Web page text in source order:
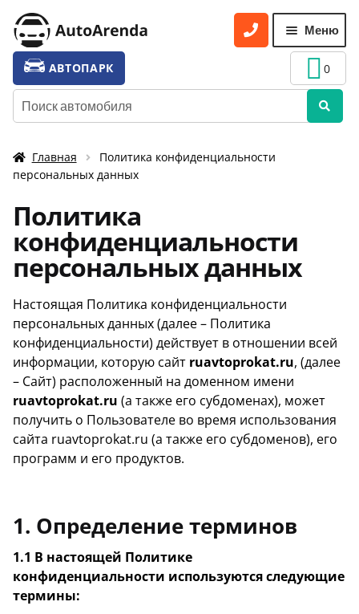
Перейти
к
навигации
Перейти
к
содержимому
Меню
УСЛУГИ
меню
ТАРИФЫ
УСЛОВИЯ АРЕНДЫ
АКЦИИ
КОНТАКТЫ
АВТОПАРК
Искать:
0
Главная
Политика конфиденциальности
персональных данных
Политика
конфиденциальности
персональных данных
Настоящая Политика конфиденциальности
персональных данных (далее – Политика
конфиденциальности) действует в отношении всей
информации, которую сайт ruavtoprokat.ru, (далее
– Сайт) расположенный на доменном имени
ruavtoprokat.ru (а также его субдоменах), может
получить о Пользователе во время использования
сайта ruavtoprokat.ru (а также его субдоменов), его
программ и его продуктов.
1. Определение терминов
1.1 В настоящей Политике
конфиденциальности используются следующие
термины: